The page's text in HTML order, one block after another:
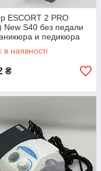
ESCORT 2 PRO
New S40 без педали
и педикюра
наявності
₴